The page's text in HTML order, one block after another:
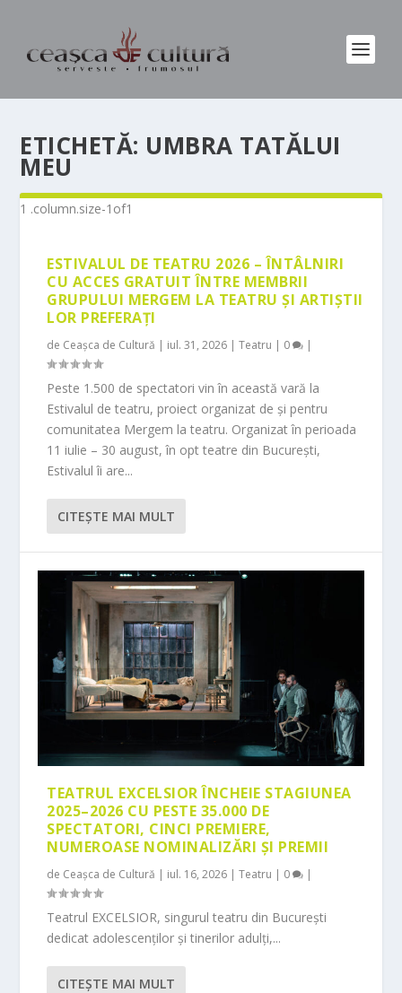
ETICHETĂ: UMBRA TATĂLUI
MEU
ESTIVALUL DE TEATRU 2026 – ÎNTÂLNIRI
CU ACCES GRATUIT ÎNTRE MEMBRII
GRUPULUI MERGEM LA TEATRU ȘI ARTIȘTII
LOR PREFERAȚI
de Ceașca de Cultură | iul. 31, 2026 |Teatru | 0 |
Peste 1.500 de spectatori vin în această vară la
Estivalul de teatru, proiect organizat de și pentru
comunitatea Mergem la teatru. Organizat în perioada
11 iulie – 30 august, în opt teatre din București,
Estivalul îi are...
CITEŞTE MAI MULT
TEATRUL EXCELSIOR ÎNCHEIE STAGIUNEA
2025–2026 CU PESTE 35.000 DE
SPECTATORI, CINCI PREMIERE,
NUMEROASE NOMINALIZĂRI ȘI PREMII
de Ceașca de Cultură | iul. 16, 2026 |Teatru | 0 |
Teatrul EXCELSIOR, singurul teatru din București
dedicat adolescenților și tinerilor adulți,...
CITEŞTE MAI MULT